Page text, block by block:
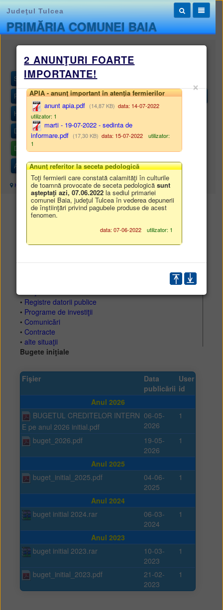
Judeţul Tulcea
PRIMĂRIA COMUNEI BAIA
Monitorul oficial local
STATUTUL UNITĂȚII ADMINISTRATIV-TERITORIALE
REGULAMENTELE PRIVIND PROCEDURILE ADMINISTRATIVE
HOTĂRÂRILE AUTORITĂȚII DELIBERATIVE
DISPOZIȚIILE AUTORITĂȚII EXECUTIVE
DOCUMENTE ȘI INFORMAȚII FINANCIARE
ALTE DOCUMENTE
Harta site /Monitorul oficial local /DOCUMENTE ȘI INFORMAȚII FINANCIARE
DOCUMENTE ȘI INFORMAȚII FINANCIARE
Proiecte de buget
•Rectificări de buget
• Registre datorii publice
• Programe de investiţii
• Comunicări
• Contracte
• alte situaţii
Bugete iniţiale
Fişier
Data
publicării
User
id
Anul 2026
BUGETUL CREDITELOR INTERN
E pe anul 2026 initial.pdf
06-05-
2026
1
buget_2026.pdf
19-05-
2026
1
Anul 2025
buget_initial_2025.pdf
04-06-
2025
1
Anul 2024
buget initial 2024.rar
06-03-
2024
1
Anul 2023
buget initial 2023.rar
10-03-
2023
1
buget_initial_2023.pdf
21-02-
2023
1
2 ANUNŢURI FOARTE
IMPORTANTE!
×
APIA - anunţ important în atenţia fermierilor
anunt apia.pdf (14,87 KB) data: 14-07-2022
utilizator: 1
marti - 19-07-2022 - sedinta de
informare.pdf (17,30 KB) data: 15-07-2022
utilizator:
1
Anunţ referitor la seceta pedologică
Toţi fermierii care constată calamităţi în culturile
de toamnă provocate de seceta pedologicăsunt
aşteptaţi azi, 07.06.2022 la sediul primariei
comunei Baia, judeţul Tulcea în vederea depunerii
de înştiinţări privind pagubele produse de acest
fenomen.
data: 07-06-2022 utilizator: 1